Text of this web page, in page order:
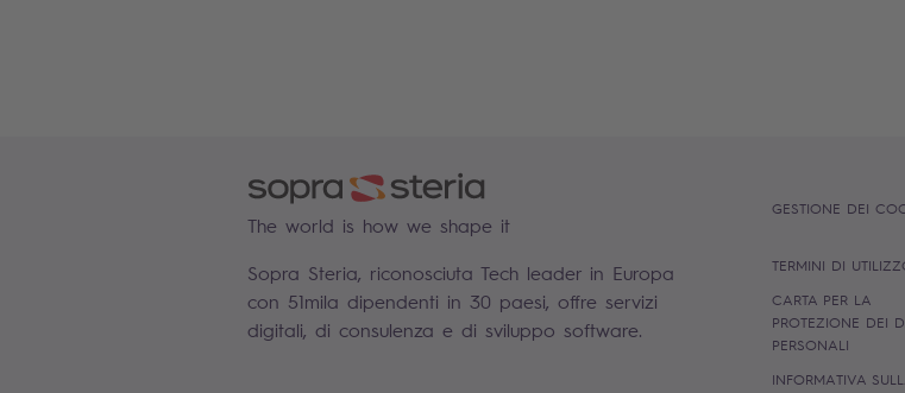
The world is how we shape it
Sopra Steria, riconosciuta Tech leader in Europa
con 51mila dipendenti in 30 paesi, offre servizi
digitali, di consulenza e di sviluppo software.
GESTIONE DEI
TERMINI DI
CARTA PER LA
PROTEZIONE DEI
PERSONALI
INFORMATIVA